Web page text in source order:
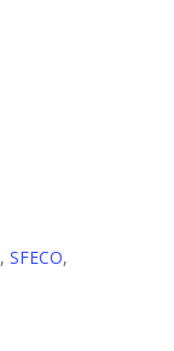
, SFECO,